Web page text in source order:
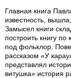
Главная книга
известность,
Замысел книги
построить книгу
под фольклор.
рассказом «У
представлял
витушка» история